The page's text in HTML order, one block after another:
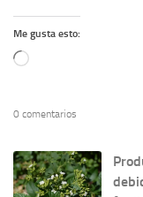
Me gusta esto:
Cargando...
0 comentarios